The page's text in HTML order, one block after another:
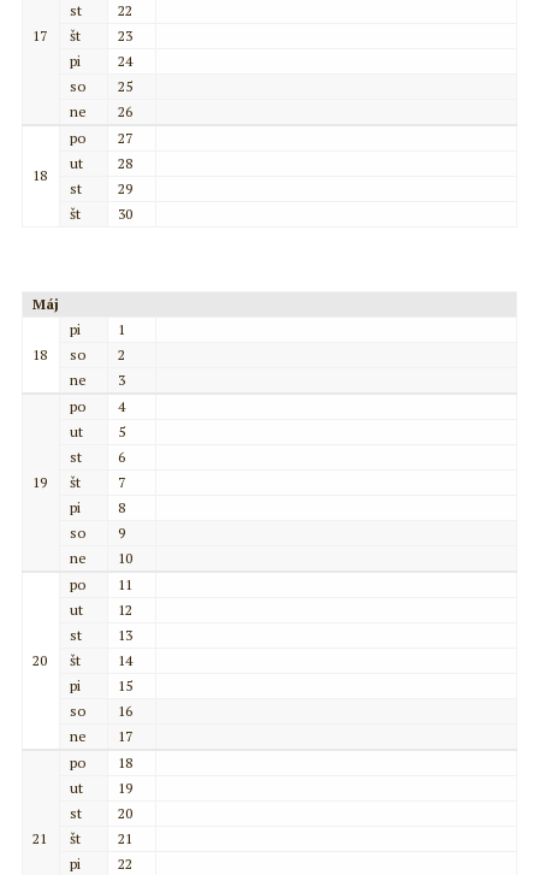
17
st
22
št
23
pi
24
so
25
ne
26
18
po
27
ut
28
st
29
št
30
Máj
18
pi
1
so
2
ne
3
19
po
4
ut
5
st
6
št
7
pi
8
so
9
ne
10
20
po
11
ut
12
st
13
št
14
pi
15
so
16
ne
17
21
po
18
ut
19
st
20
št
21
pi
22